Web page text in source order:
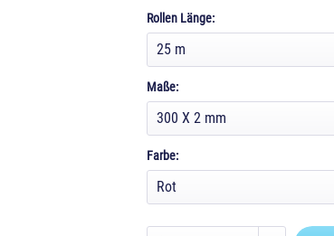
Rollen Länge:
Maße:
Farbe: